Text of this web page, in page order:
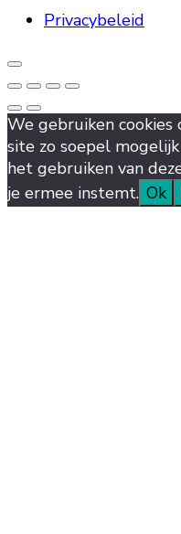
Privacybeleid
We gebruiken
site zo soepel
het gebruiken van
je ermee instemt. Ok